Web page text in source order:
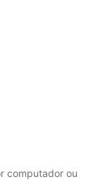
computador ou